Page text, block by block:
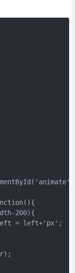
200){
= left+'px';